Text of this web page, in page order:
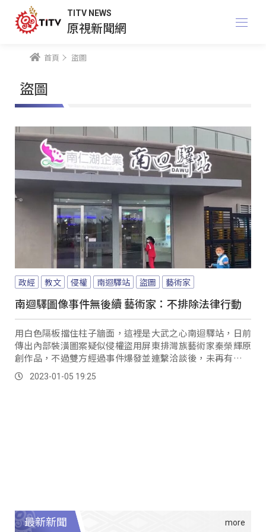
TITV NEWS
原視新聞網
首頁 盜圖
盜圖
政經 教文 侵權 南迴驛站 盜圖 藝術家
南迴驛圖像事件無後續 藝術家：不排除法律行動
用白色隔板擋住柱子牆面，這裡是大武之心南迴驛站，日前
傳出內部裝潢圖案疑似侵權盜用屏東排灣族藝術家秦榮輝原
創作品，不過雙方經過事件爆發並連繫洽談後，未再有後續
動作，藝術家團隊表示，完全感受不到協商的誠意，未來不
排除將訴諸法律行動。
2023-01-05 19:25
最新新聞